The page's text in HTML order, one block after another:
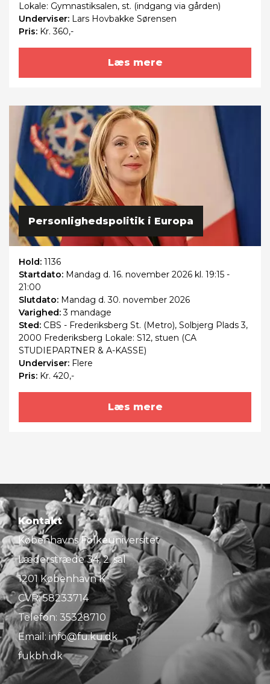
Lokale: Gymnastiksalen, st. (indgang via gården)
Underviser: Lars Hovbakke Sørensen
Pris: Kr. 360,-
Læs mere
Personlighedspolitik i Europa
Hold: 1136
Startdato: Mandag d. 16. november 2026 kl. 19:15 -
21:00
Slutdato: Mandag d. 30. november 2026
Varighed:3 mandage
Sted: CBS - Frederiksberg St. (Metro), Solbjerg Plads 3,
2000 Frederiksberg Lokale: S12, stuen (CA
STUDIEPARTNER & A-KASSE)
Underviser: Flere
Pris: Kr. 420,-
Læs mere
Kontakt
Københavns Folkeuniversitet
Læderstræde 34, 2. sal
1201 København K
CVR: 58233714
Telefon: 35328710
Email: info@fu.ku.dk
fukbh.dk